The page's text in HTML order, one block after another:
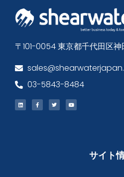
〒101-0054 東京都千代田区神
03-5843-8484
サイト